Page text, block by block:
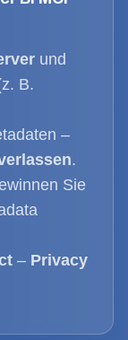
und
B.
–
.
Sie
– Privacy